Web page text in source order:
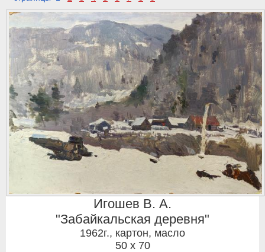
Игошев В. А.
"Забайкальская деревня"
1962г., картон, масло
50 x 70